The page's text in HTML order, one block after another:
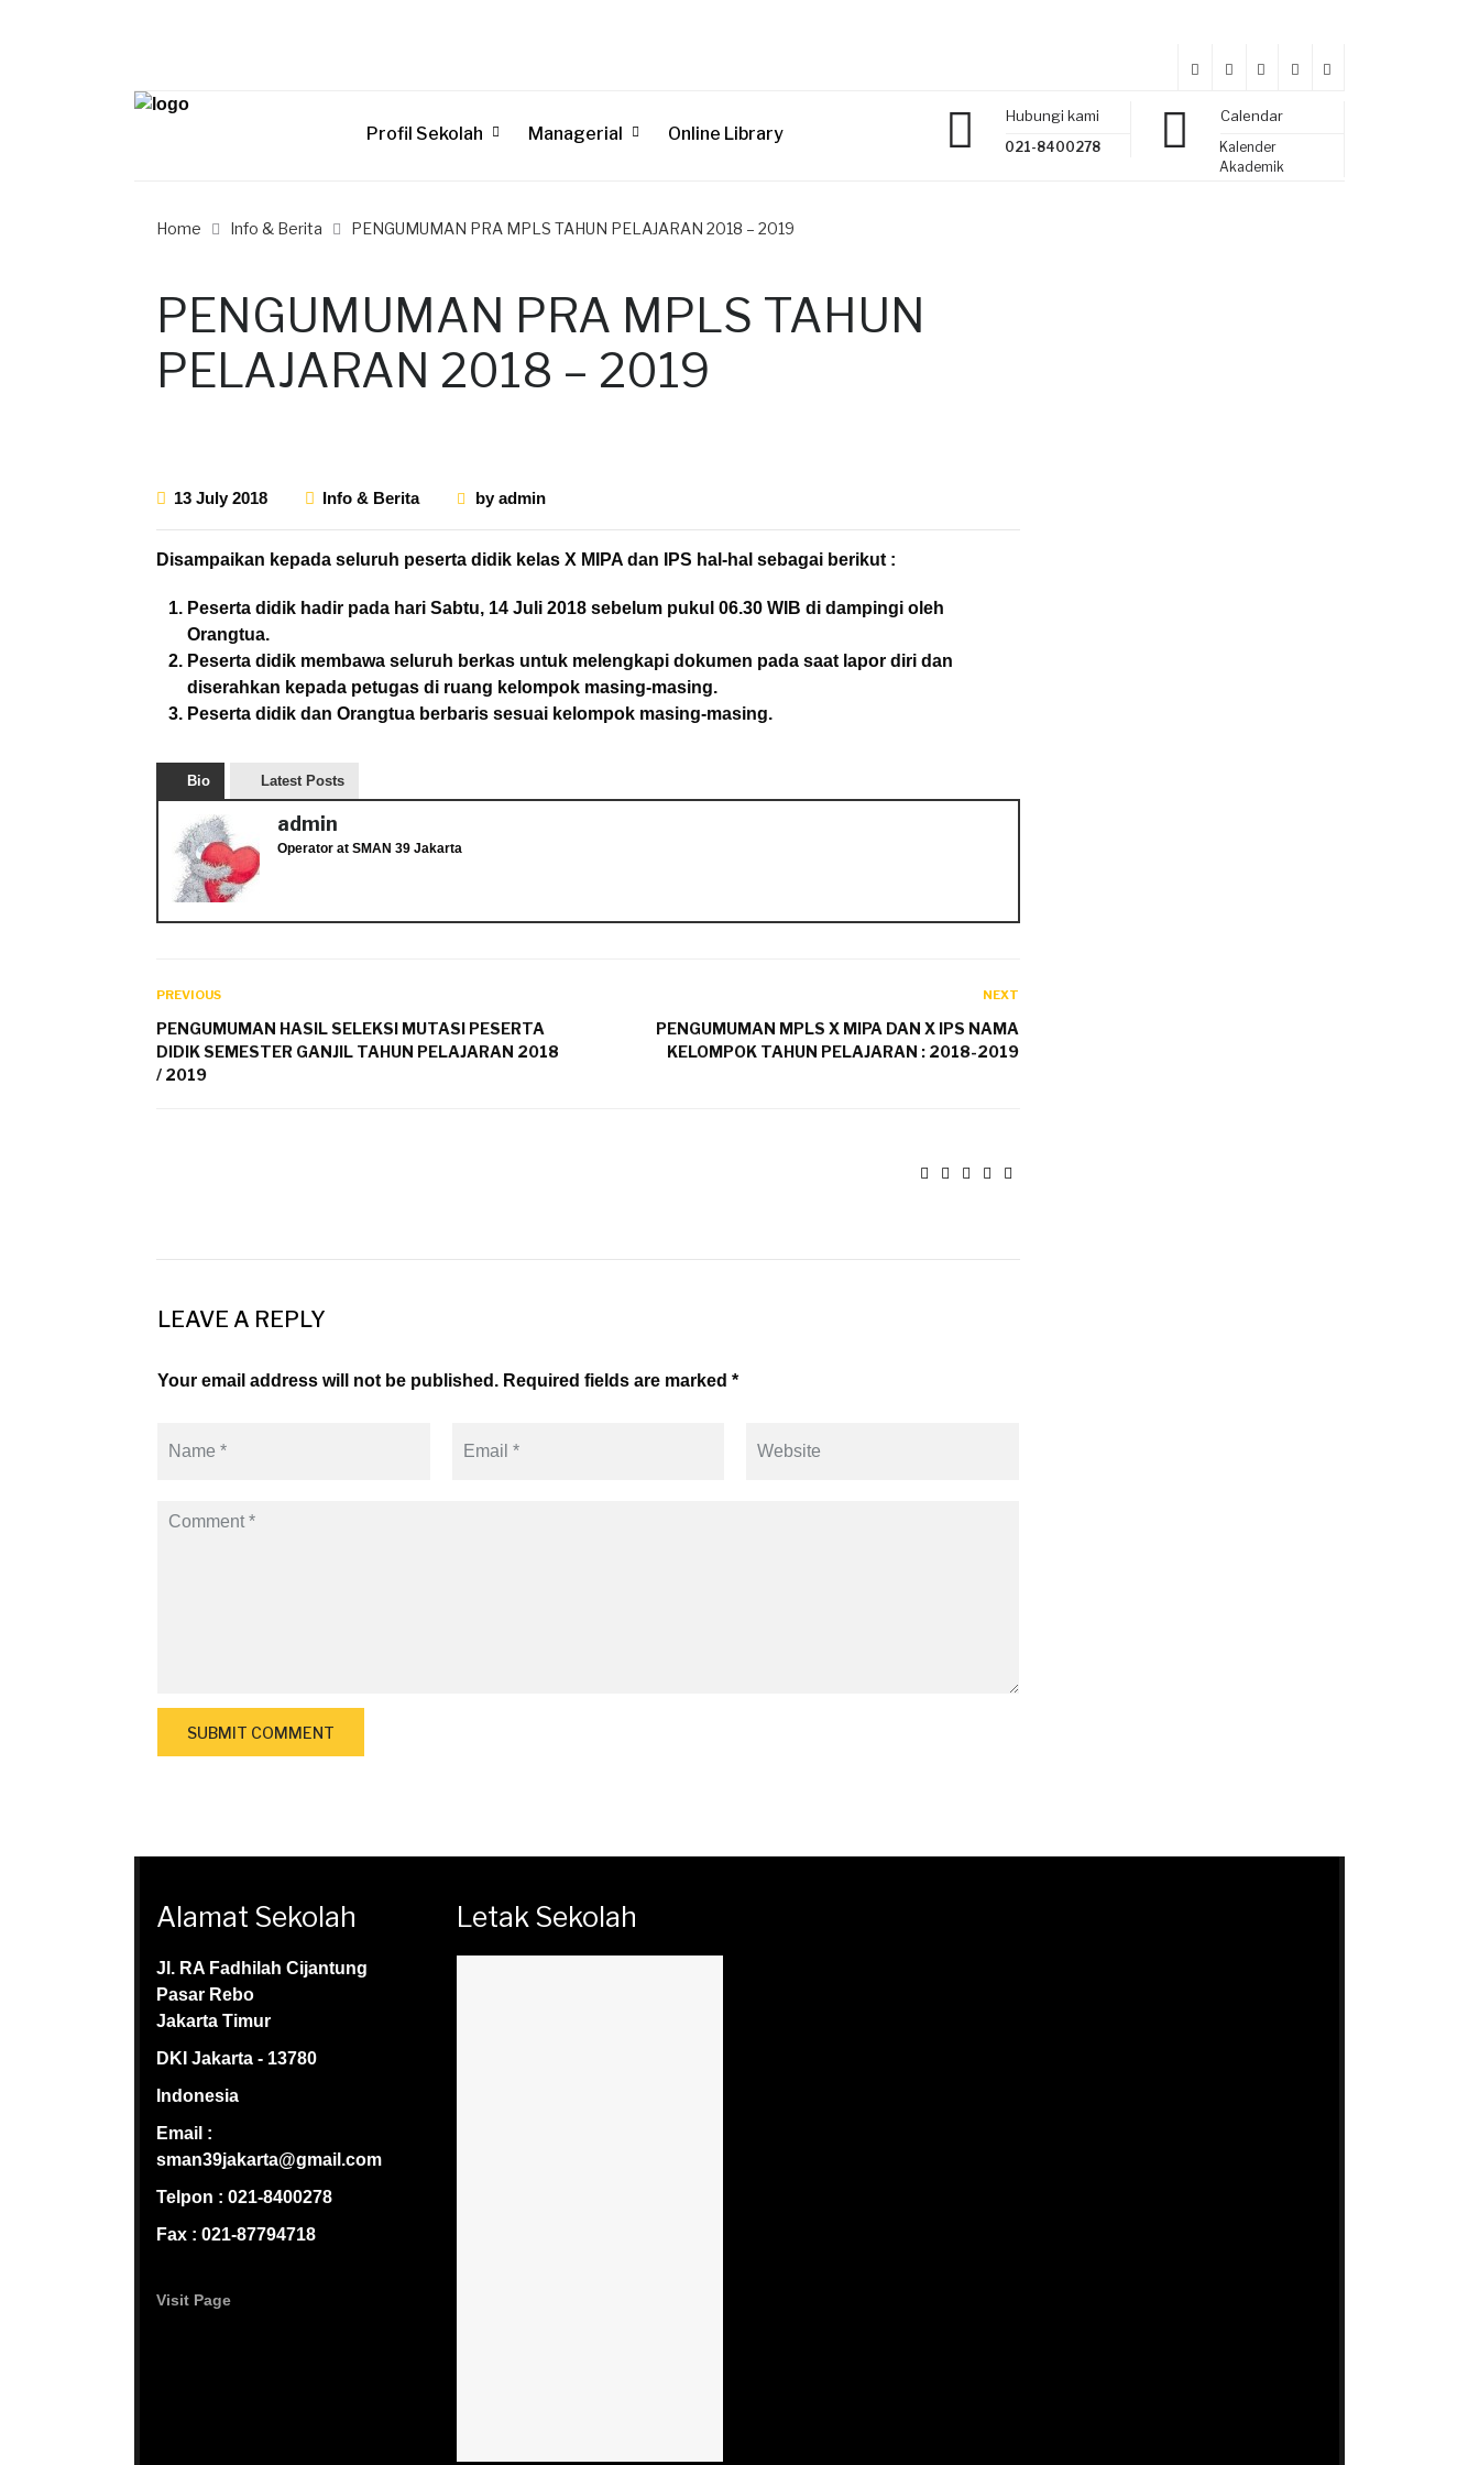
Profil Sekolah Managerial Online Library
Hubungi kami
021-8400278
Calendar
Kalender
Akademik
Home Info & Berita PENGUMUMAN PRA MPLS TAHUN PELAJARAN 2018 – 2019
PENGUMUMAN PRA MPLS TAHUN
PELAJARAN 2018 – 2019
13 July 2018 Info & Berita byadmin
Disampaikan kepada seluruh peserta didik kelas X MIPA dan IPS hal-hal sebagai berikut :
Peserta didik hadir pada hari Sabtu, 14 Juli 2018 sebelum pukul 06.30 WIB di dampingi oleh
Orangtua.
Peserta didik membawa seluruh berkas untuk melengkapi dokumen pada saat lapor diri dan
diserahkan kepada petugas di ruang kelompok masing-masing.
Peserta didik dan Orangtua berbaris sesuai kelompok masing-masing.
Bio Latest Posts
admin
Operator at SMAN 39 Jakarta
PREVIOUS
PENGUMUMAN HASIL SELEKSI MUTASI PESERTA
DIDIK SEMESTER GANJIL TAHUN PELAJARAN 2018
/ 2019
NEXT
PENGUMUMAN MPLS X MIPA DAN X IPS NAMA
KELOMPOK TAHUN PELAJARAN : 2018-2019
LEAVE A REPLY
Your email address will not be published. Required fields are marked *
Alamat Sekolah
Jl. RA Fadhilah Cijantung
Pasar Rebo
Jakarta Timur
DKI Jakarta - 13780
Indonesia
Email :
sman39jakarta@gmail.com
Telpon : 021-8400278
Fax : 021-87794718
Visit Page
Letak Sekolah